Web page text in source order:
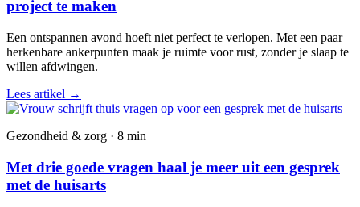
project te maken
Een ontspannen avond hoeft niet perfect te verlopen. Met een paar
herkenbare ankerpunten maak je ruimte voor rust, zonder je slaap te
willen afdwingen.
Lees artikel →
Gezondheid & zorg · 8 min
Met drie goede vragen haal je meer uit een gesprek
met de huisarts